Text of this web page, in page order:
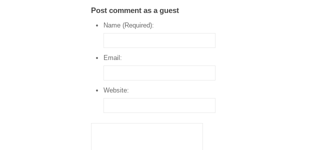
Post comment as a guest
Name (Required):
Email:
Website: